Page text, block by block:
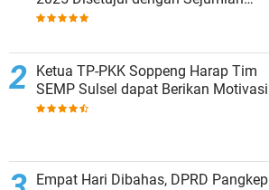
Catatan
Ketua TP-PKK Soppeng Harap Tim
SEMP Sulsel dapat Berikan Motivasi
Empat Hari Dibahas, DPRD Pangkep